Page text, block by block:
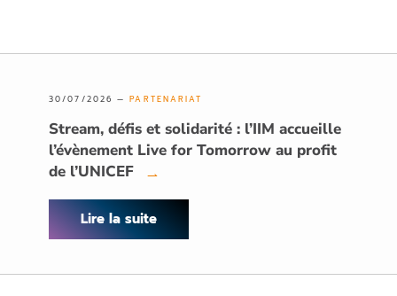
30/07/2026 —PARTENARIAT
Stream, défis et solidarité : l’IIM accueille
l’évènement Live for Tomorrow au profit
de l’UNICEF
→
Lire la suite